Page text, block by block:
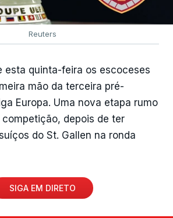
Reuters
esta quinta-feira os escoceses
mão da terceira pré-
Europa. Uma nova etapa rumo
depois de ter
do St. Gallen na ronda
SIGA EM DIRETO